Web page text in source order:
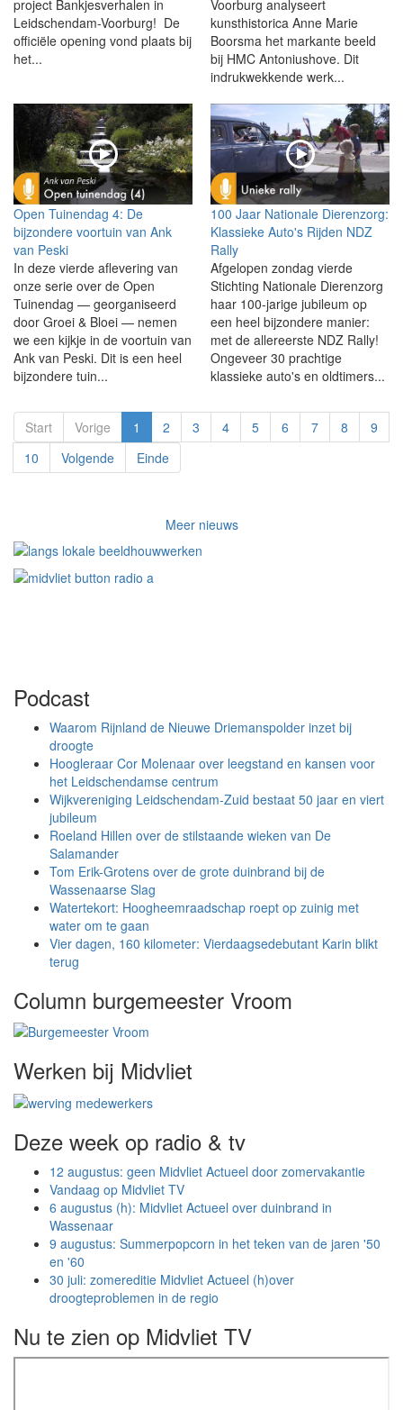
project Bankjesverhalen in
Leidschendam-Voorburg! De
officiële opening vond plaats bij
het...
Voorburg analyseert
kunsthistorica Anne Marie
Boorsma het markante beeld
bij HMC Antoniushove. Dit
indrukwekkende werk...
Open Tuinendag 4: De
bijzondere voortuin van Ank
van Peski
In deze vierde aflevering van
onze serie over de Open
Tuinendag — georganiseerd
door Groei & Bloei — nemen
we een kijkje in de voortuin van
Ank van Peski. Dit is een heel
bijzondere tuin...
100 Jaar Nationale Dierenzorg:
Klassieke Auto's Rijden NDZ
Rally
Afgelopen zondag vierde
Stichting Nationale Dierenzorg
haar 100-jarige jubileum op
een heel bijzondere manier:
met de allereerste NDZ Rally!
Ongeveer 30 prachtige
klassieke auto's en oldtimers...
Start Vorige 1 2 3 4 5 6 7 8
9
10
Volgende Einde
Meer nieuws
Podcast
Waarom Rijnland de Nieuwe Driemanspolder inzet bij
droogte
Hoogleraar Cor Molenaar over leegstand en kansen voor
het Leidschendamse centrum
Wijkvereniging Leidschendam-Zuid bestaat 50 jaar en viert
jubileum
Roeland Hillen over de stilstaande wieken van De
Salamander
Tom Erik-Grotens over de grote duinbrand bij de
Wassenaarse Slag
Watertekort: Hoogheemraadschap roept op zuinig met
water om te gaan
Vier dagen, 160 kilometer: Vierdaagsedebutant Karin blikt
terug
Column burgemeester Vroom
Werken bij Midvliet
Deze week op radio & tv
12 augustus: geen Midvliet Actueel door zomervakantie
Vandaag op Midvliet TV
6 augustus (h): Midvliet Actueel over duinbrand in
Wassenaar
9 augustus: Summerpopcorn in het teken van de jaren '50
en '60
30 juli: zomereditie Midvliet Actueel (h)over
droogteproblemen in de regio
Nu te zien op Midvliet TV